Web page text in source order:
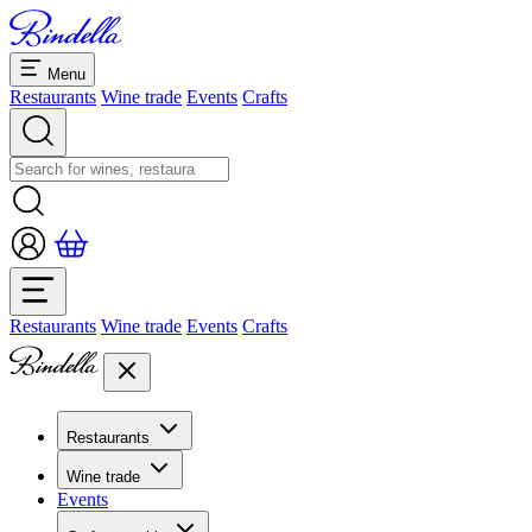
Menu
Restaurants Wine trade Events Crafts
Restaurants Wine trade Events Crafts
Restaurants
Overview restaurants
Banquets & seminars
Dolcezze
Wine trade
Overview
Events